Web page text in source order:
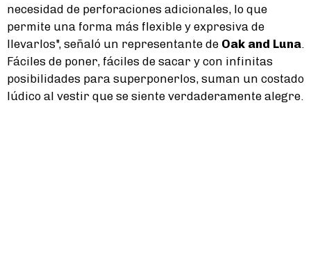
necesidad de perforaciones adicionales, lo que
permite una forma más flexible y expresiva de
llevarlos", señaló un representante de Oak and Luna.
Fáciles de poner, fáciles de sacar y con infinitas
posibilidades para superponerlos, suman un costado
lúdico al vestir que se siente verdaderamente alegre.